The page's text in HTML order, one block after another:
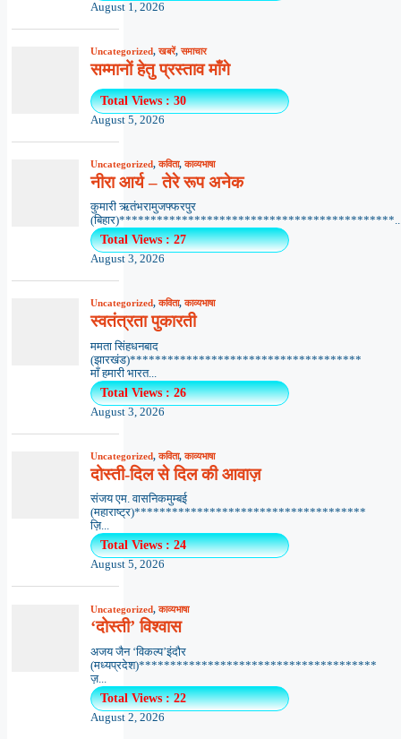
August 1, 2026
Uncategorized,खबरें,समाचार
सम्मानों हेतु प्रस्ताव माँगे
Total Views : 30
August 5, 2026
Uncategorized,कविता,काव्यभाषा
नीरा आर्य – तेरे रूप अनेक
कुमारी ऋतंभरामुजफ्फरपुर
Total Views : 27
August 3, 2026
Uncategorized,कविता,काव्यभाषा
स्वतंत्रता पुकारती
ममता सिंहधनबाद
(झारखंड)*************************************
माँ हमारी भारत...
Total Views : 26
August 3, 2026
Uncategorized,कविता,काव्यभाषा
दोस्ती-दिल से दिल की आवाज़
संजय एम. वासनिकमुम्बई
(महाराष्ट्र)*************************************
ज़ि...
Total Views : 24
August 5, 2026
Uncategorized,काव्यभाषा
‘दोस्ती’ विश्वास
अजय जैन ‘विकल्प’इंदौर
(मध्यप्रदेश)**************************************
ज़...
Total Views : 22
August 2, 2026